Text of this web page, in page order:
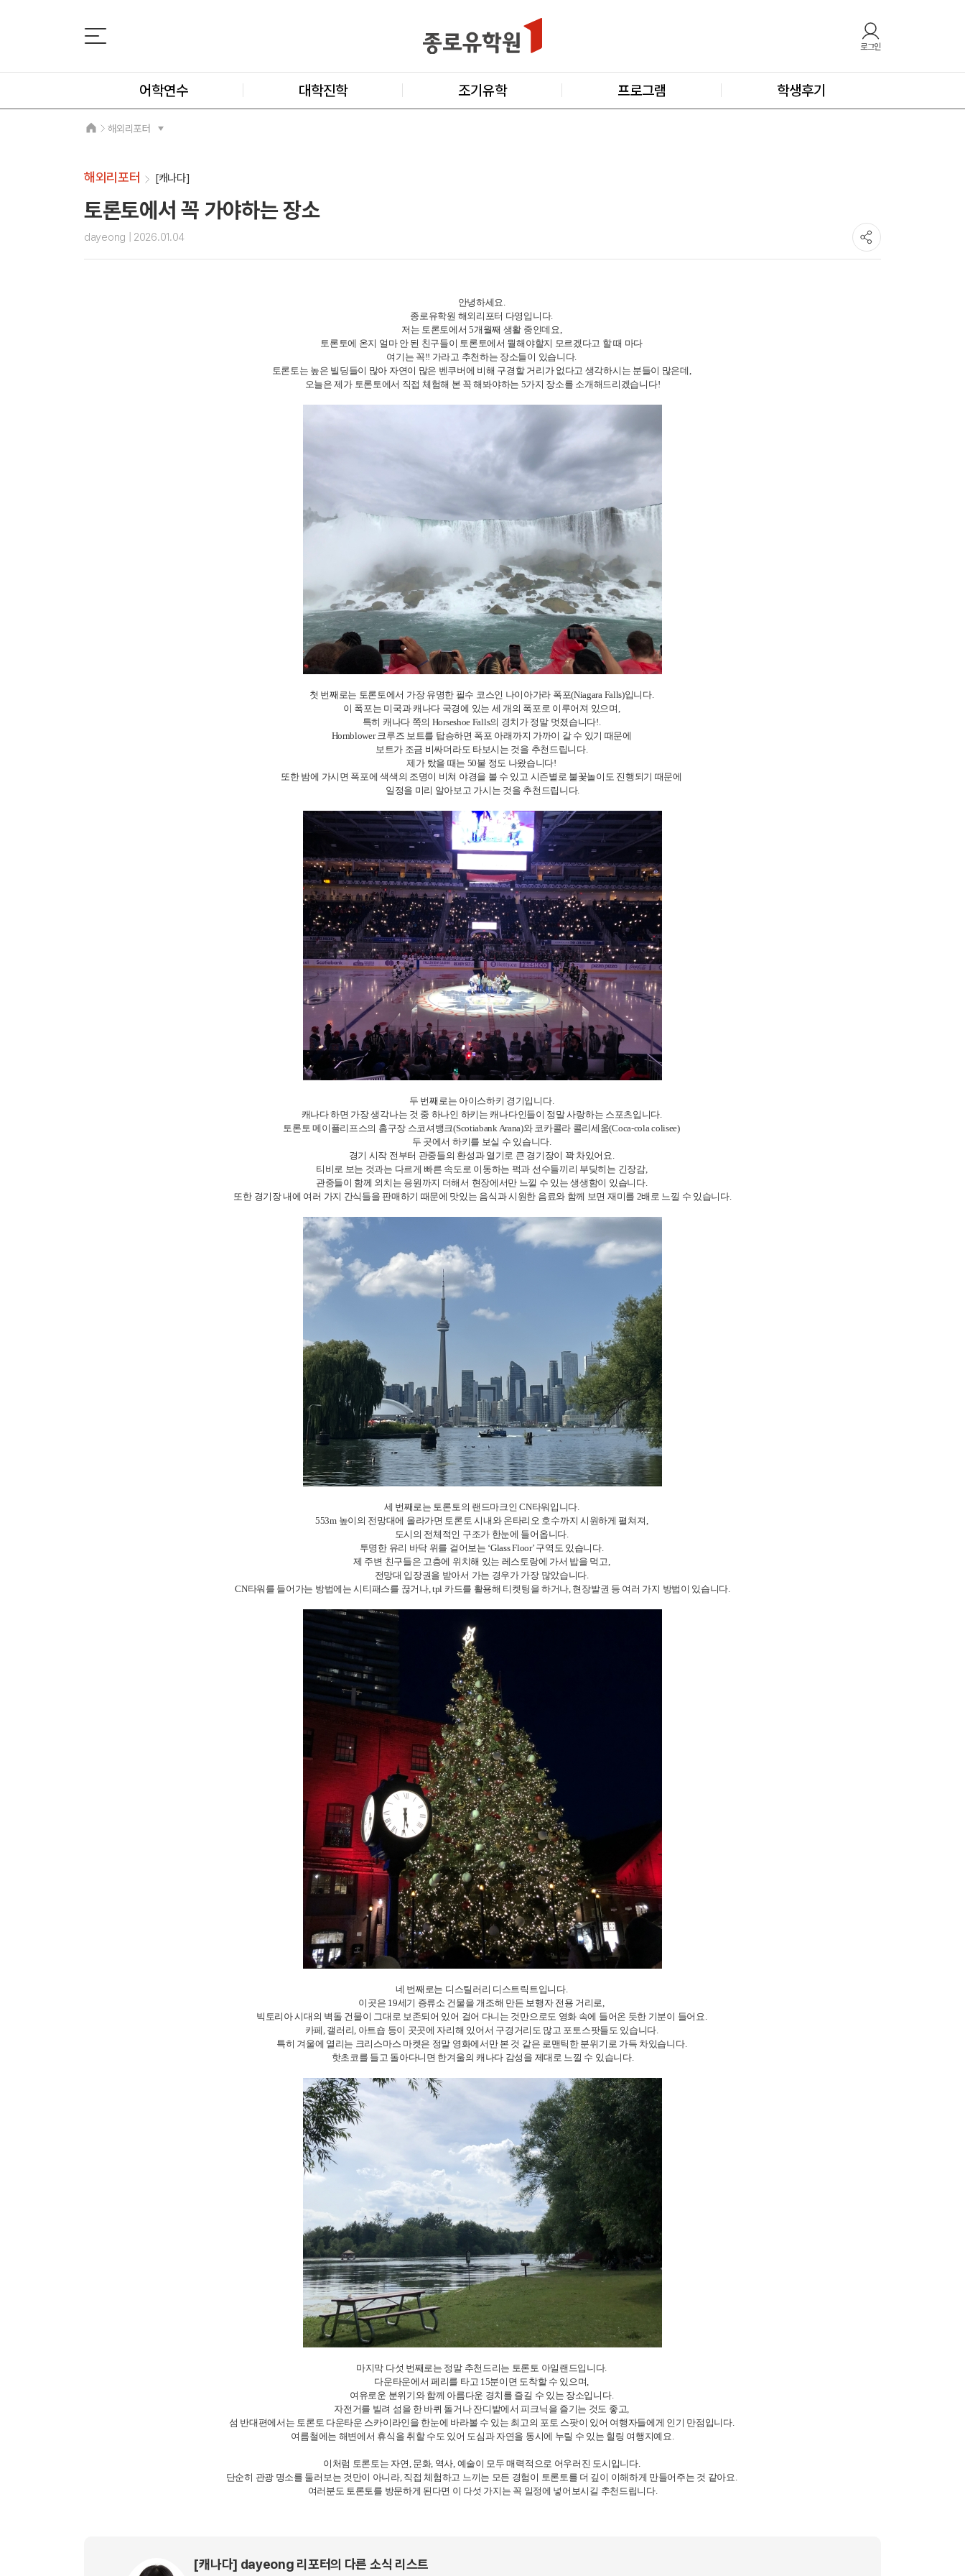
로그인
어학연수 대학진학 조기유학 프로그램 학생후기
해외리포터
해외리포터 [캐나다]
토론토에서 꼭 가야하는 장소
dayeong | 2026.01.04
안녕하세요.
종로유학원 해외리포터 다영입니다.
저는 토론토에서 5개월째 생활 중인데요,
토론토에 온지 얼마 안 된 친구들이 토론토에서 뭘해야할지 모르겠다고 할 때 마다
여기는 꼭!! 가라고 추천하는 장소들이 있습니다.
토론토는 높은 빌딩들이 많아 자연이 많은 벤쿠버에 비해 구경할 거리가 없다고 생각하시는 분들이 많은데,
오늘은 제가 토론토에서 직접 체험해 본 꼭 해봐야하는 5가지 장소를 소개해드리겠습니다!
첫 번째로는 토론토에서 가장 유명한 필수 코스인 나이아가라 폭포(Niagara Falls)입니다.
이 폭포는 미국과 캐나다 국경에 있는 세 개의 폭포로 이루어져 있으며,
특히 캐나다 쪽의 Horseshoe Falls의 경치가 정말 멋졌습니다!.
Hornblower 크루즈 보트를 탑승하면 폭포 아래까지 가까이 갈 수 있기 때문에
보트가 조금 비싸더라도 타보시는 것을 추천드립니다.
제가 탔을 때는 50불 정도 나왔습니다!
또한 밤에 가시면 폭포에 색색의 조명이 비쳐 야경을 볼 수 있고 시즌별로 불꽃놀이도 진행되기 때문에
일정을 미리 알아보고 가시는 것을 추천드립니다.
두 번째로는 아이스하키 경기입니다.
캐나다 하면 가장 생각나는 것 중 하나인 하키는 캐나다인들이 정말 사랑하는 스포츠입니다.
토론토 메이플리프스의 홈구장 스코셔뱅크(Scotiabank Arana)와 코카콜라 콜리세움(Coca-cola colisee)
두 곳에서 하키를 보실 수 있습니다.
경기 시작 전부터 관중들의 환성과 열기로 큰 경기장이 꽉 차있어요.
티비로 보는 것과는 다르게 빠른 속도로 이동하는 퍽과 선수들끼리 부딪히는 긴장감,
관중들이 함께 외치는 응원까지 더해서 현장에서만 느낄 수 있는 생생함이 있습니다.
또한 경기장 내에 여러 가지 간식들을 판매하기 때문에 맛있는 음식과 시원한 음료와 함께 보면 재미를 2배로 느낄 수 있습니다.
세 번째로는 토론토의 랜드마크인 CN타워입니다.
553m 높이의 전망대에 올라가면 토론토 시내와 온타리오 호수까지 시원하게 펼쳐져,
도시의 전체적인 구조가 한눈에 들어옵니다.
투명한 유리 바닥 위를 걸어보는 ‘Glass Floor’ 구역도 있습니다.
제 주변 친구들은 고층에 위치해 있는 레스토랑에 가서 밥을 먹고,
전망대 입장권을 받아서 가는 경우가 가장 많았습니다.
CN타워를 들어가는 방법에는 시티패스를 끊거나, tpl 카드를 활용해 티켓팅을 하거나, 현장발권 등 여러 가지 방법이 있습니다.
네 번째로는 디스틸러리 디스트릭트입니다.
이곳은 19세기 증류소 건물을 개조해 만든 보행자 전용 거리로,
빅토리아 시대의 벽돌 건물이 그대로 보존되어 있어 걸어 다니는 것만으로도 영화 속에 들어온 듯한 기분이 들어요.
카페, 갤러리, 아트숍 등이 곳곳에 자리해 있어서 구경거리도 많고 포토스팟들도 있습니다.
특히 겨울에 열리는 크리스마스 마켓은 정말 영화에서만 본 것 같은 로맨틱한 분위기로 가득 차있습니다.
핫초코를 들고 돌아다니면 한겨울의 캐나다 감성을 제대로 느낄 수 있습니다.
마지막 다섯 번째로는 정말 추천드리는 토론토 아일랜드입니다.
다운타운에서 페리를 타고 15분이면 도착할 수 있으며,
여유로운 분위기와 함께 아름다운 경치를 즐길 수 있는 장소입니다.
자전거를 빌려 섬을 한 바퀴 돌거나 잔디밭에서 피크닉을 즐기는 것도 좋고,
섬 반대편에서는 토론토 다운타운 스카이라인을 한눈에 바라볼 수 있는 최고의 포토 스팟이 있어 여행자들에게 인기 만점입니다.
여름철에는 해변에서 휴식을 취할 수도 있어 도심과 자연을 동시에 누릴 수 있는 힐링 여행지예요.
이처럼 토론토는 자연, 문화, 역사, 예술이 모두 매력적으로 어우러진 도시입니다.
단순히 관광 명소를 둘러보는 것만이 아니라, 직접 체험하고 느끼는 모든 경험이 토론토를 더 깊이 이해하게 만들어주는 것 같아요.
여러분도 토론토를 방문하게 된다면 이 다섯 가지는 꼭 일정에 넣어보시길 추천드립니다.
[캐나다] dayeong 리포터의 다른 소식 리스트